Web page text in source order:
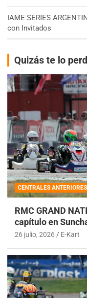
IAME SERIES
con Invitados
Quizás te lo
CENTRALES ANTERIORES
RMC GRAND
capítulo en
26 julio, 2026 E-Kart